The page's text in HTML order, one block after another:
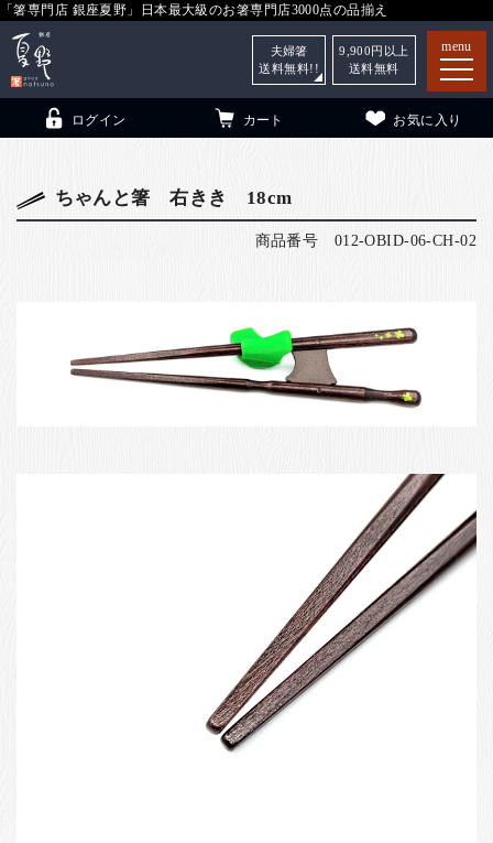
「箸専門店 銀座夏野」日本最大級のお箸専門店3000点の品揃え
menu
こども和食器 小夏について
ログイン カート お気に入り
夫婦箸
送料無料!!
9,900 円以上
送料無料
ちゃんと箸 右きき 18cm
商品番号 012-OBID-06-CH-02